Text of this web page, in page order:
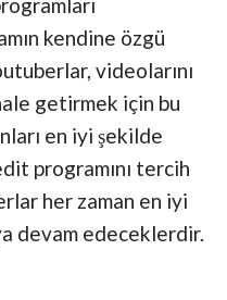
kendine özgü
videolarını
getirmek için bu
en iyi şekilde
programını tercih
her zaman en iyi
devam edeceklerdir.